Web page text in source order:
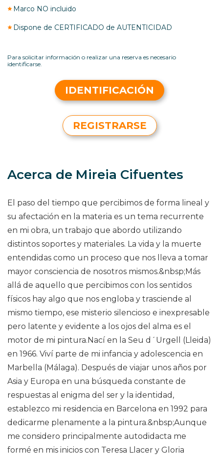
Marco NO incluido
Dispone de CERTIFICADO de AUTENTICIDAD
Para solicitar información o realizar una reserva es necesario
identificarse.
IDENTIFICACIÓN
REGISTRARSE
Acerca de Mireia Cifuentes
El paso del tiempo que percibimos de forma lineal y
su afectación en la materia es un tema recurrente
en mi obra, un trabajo que abordo utilizando
distintos soportes y materiales. La vida y la muerte
entendidas como un proceso que nos lleva a tomar
mayor consciencia de nosotros mismos.&nbsp;Más
allá de aquello que percibimos con los sentidos
físicos hay algo que nos engloba y trasciende al
mismo tiempo, ese misterio silencioso e inexpresable
pero latente y evidente a los ojos del alma es el
motor de mi pintura.Nací en la Seu d´Urgell (Lleida)
en 1966. Viví parte de mi infancia y adolescencia en
Marbella (Málaga). Después de viajar unos años por
Asia y Europa en una búsqueda constante de
respuestas al enigma del ser y la identidad,
establezco mi residencia en Barcelona en 1992 para
dedicarme plenamente a la pintura.&nbsp;Aunque
me considero principalmente autodidacta me
formé en mis inicios con Teresa Llacer y Gloria